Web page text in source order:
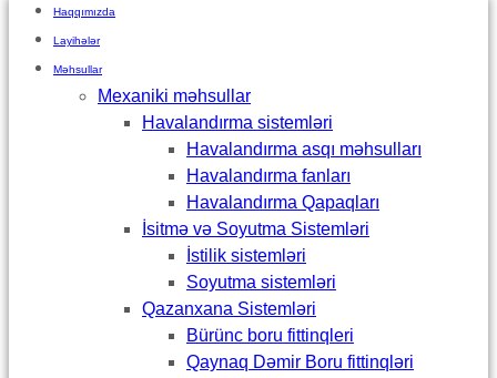
Haqqımızda
Layihələr
Məhsullar
Mexaniki məhsullar
Havalandırma sistemləri
Havalandırma asqı məhsulları
Havalandırma fanları
Havalandırma Qapaqları
İsitmə və Soyutma Sistemləri
İstilik sistemləri
Soyutma sistemləri
Qazanxana Sistemləri
Bürünc boru fittinqleri
Qaynaq Dəmir Boru fittinqləri